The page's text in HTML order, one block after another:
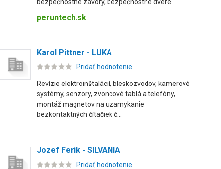
bezpečnostné závory, bezpečnostné dvere.
peruntech.sk
Karol Pittner - LUKA
Pridať hodnotenie
Revízie elektroinštalácií, bleskozvodov, kamerové
systémy, senzory, zvoncové tablá a telefóny,
montáž magnetov na uzamykanie
bezkontaktných čítačiek č...
Jozef Ferik - SILVANIA
Pridať hodnotenie